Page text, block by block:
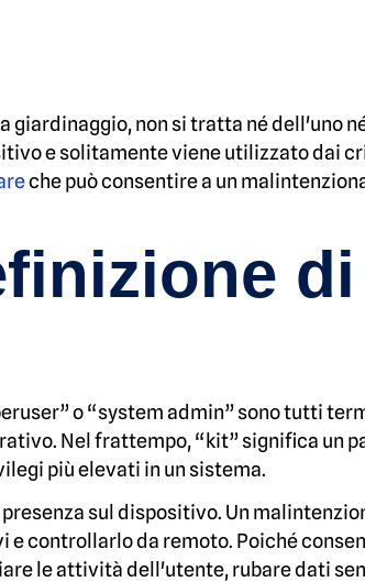
non si tratta né dell'uno
e solitamente viene utilizzato dai
che può consentire a un
di
o “system admin” sono tutti
Nel frattempo, “kit” significa un
più elevati in un sistema.
sul dispositivo. Un
e controllarlo da remoto. Poiché
le attività dell'utente, rubare dati